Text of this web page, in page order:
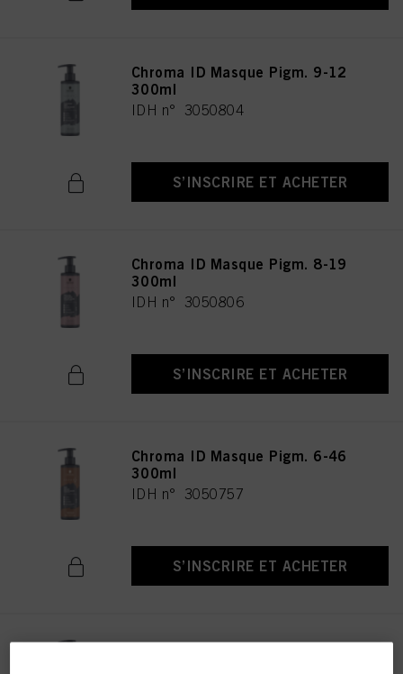
Chroma ID Masque Pigm. 9-12
300ml
IDH n° 3050804
S’INSCRIRE ET ACHETER
Chroma ID Masque Pigm. 8-19
300ml
IDH n° 3050806
S’INSCRIRE ET ACHETER
Chroma ID Masque Pigm. 6-46
300ml
IDH n° 3050757
S’INSCRIRE ET ACHETER
Chroma ID Masque Pigm. 8-46